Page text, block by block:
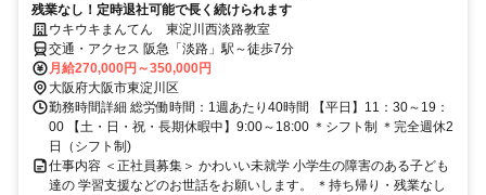
残業なし！定時退社可能で長く続けられます
ウキウキまんてん 東淀川西淡路教室
交通・アクセス 阪急「淡路」駅～徒歩7分
月給270,000円～350,000円
大阪府大阪市東淀川区
勤務時間詳細 総労働時間：1週あたり40時間 【平日】11：30～19：
00 【土・日・祝・長期休暇中】9:00～18:00 ＊シフト制 ＊完全週休2
日（シフト制)
仕事内容 ＜正社員募集＞ かわいい未就学 小学生の障害のある子ども
達の 学習支援などのお世話をお願いします。 ＊持ち帰り・残業なし